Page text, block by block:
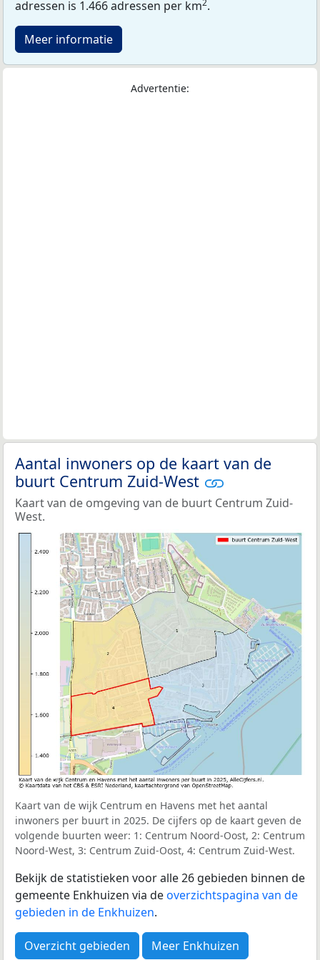
adressen is 1.466 adressen per km .
Meer informatie
Advertentie:
Aantal inwoners op de kaart van de
buurt Centrum Zuid-West
Kaart van de omgeving van de buurt Centrum Zuid-
West.
Kaart van de wijk Centrum en Havens met het aantal
inwoners per buurt in 2025. De cijfers op de kaart geven de
volgende buurten weer: 1: Centrum Noord-Oost, 2: Centrum
Noord-West, 3: Centrum Zuid-Oost, 4: Centrum Zuid-West.
Bekijk de statistieken voor alle 26 gebieden binnen de
gemeente Enkhuizen via deoverzichtspagina van de
gebieden in de Enkhuizen.
Overzicht gebieden Meer Enkhuizen